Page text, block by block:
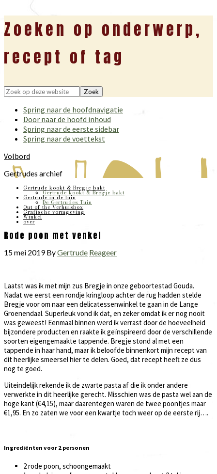
Zoeken op onderwerp,
recept of tag
Zoek
deze
website
Spring naar de hoofdnavigatie
Door naar de hoofd inhoud
Spring naar de eerste sidebar
Spring naar de voettekst
Volbord
Gertrudes archief
Gertrude kookt & Bregje bakt
Gertrude kookt & Bregje bakt
Gertrude in de tuin
De Gertrudes Tuin
Out of the Verhuisbox
Grafische vormgeving
Winkel
over
Rode poon met venkel
15 mei 2019ByGertrude Reageer
Laatst was ik met mijn zus Bregje in onze geboortestad Gouda.
Nadat we eerst een rondje kringloop achter de rug hadden stelde
Bregje voor om naar een delicatessenwinkel te gaan in de Lange
Groenendaal. Superleuk vond ik dat, en zeker omdat ik er nog nooit
was geweest! Eenmaal binnen werd ik verrast door de hoeveelheid
bijzondere producten en raakte ik geïnspireerd door de verschillende
soorten eigengemaakte tappende. Bregje stond al met een
tappende in haar hand, maar ik beloofde binnenkort mijn recept van
dit heerlijke smeersel hier te delen. Goed, dat recept heeft ze dus
nog te goed.
Uiteindelijk rekende ik de zwarte pasta af die ik onder andere
verwerkte in dit heerlijke gerecht. Misschien was de pasta wel aan de
hoge kant (€4,15), maar daarentegen waren de twee poontjes maar
€1,95. En zo zaten we voor een kwartje toch weer op de eerste rij….
Ingrediënten voor 2 personen
2 rode poon, schoongemaakt